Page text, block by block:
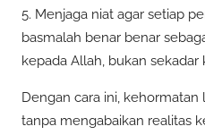
5. Menjaga niat agar setiap
basmalah benar benar
kepada Allah, bukan sekadar
Dengan cara ini,
tanpa mengabaikan realitas